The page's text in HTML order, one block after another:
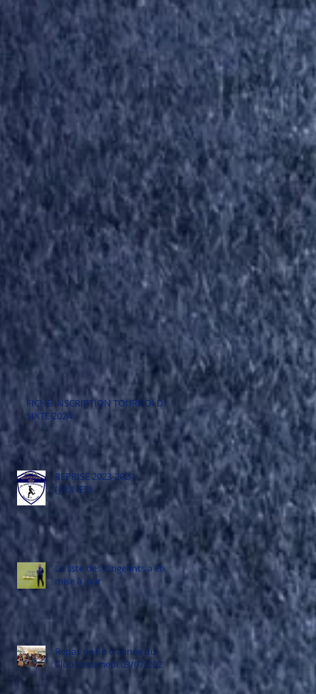
FICHE INSCRIPTION TOURNOI DE
SIXTE 2024
REPRISE 2023-2024
(JEUNES)
La liste des dirigeants a été
mise à jour
Repas de fin d'année du
Club ce samedi 03/07/2021